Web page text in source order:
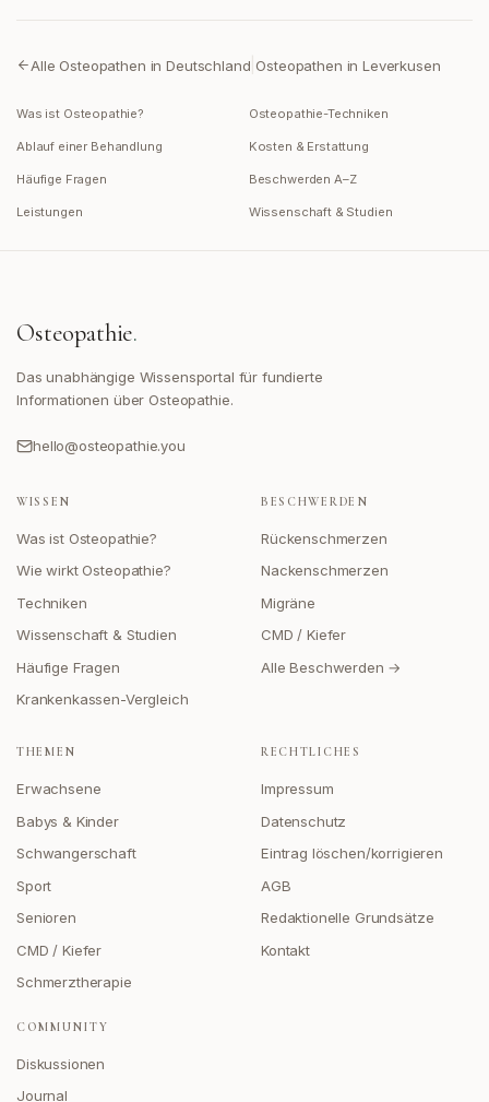
Alle Osteopathen in Deutschland Osteopathen inLeverkusen
Was ist Osteopathie? Osteopathie-Techniken
Ablauf einer Behandlung Kosten & Erstattung
Häufige Fragen Beschwerden A–Z
Leistungen Wissenschaft & Studien
Osteopathie.
Das unabhängige Wissensportal für fundierte
Informationen über Osteopathie.
hello@osteopathie.you
WISSEN
Was ist Osteopathie?
Wie wirkt Osteopathie?
Techniken
Wissenschaft & Studien
Häufige Fragen
Krankenkassen-Vergleich
BESCHWERDEN
Rückenschmerzen
Nackenschmerzen
Migräne
CMD / Kiefer
Alle Beschwerden →
THEMEN
Erwachsene
Babys & Kinder
Schwangerschaft
Sport
Senioren
CMD / Kiefer
Schmerztherapie
COMMUNITY
Diskussionen
Journal
RECHTLICHES
Impressum
Datenschutz
Eintrag löschen/korrigieren
AGB
Redaktionelle Grundsätze
Kontakt